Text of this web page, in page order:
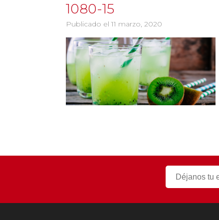
1080-15
Publicado el 11 marzo, 2020